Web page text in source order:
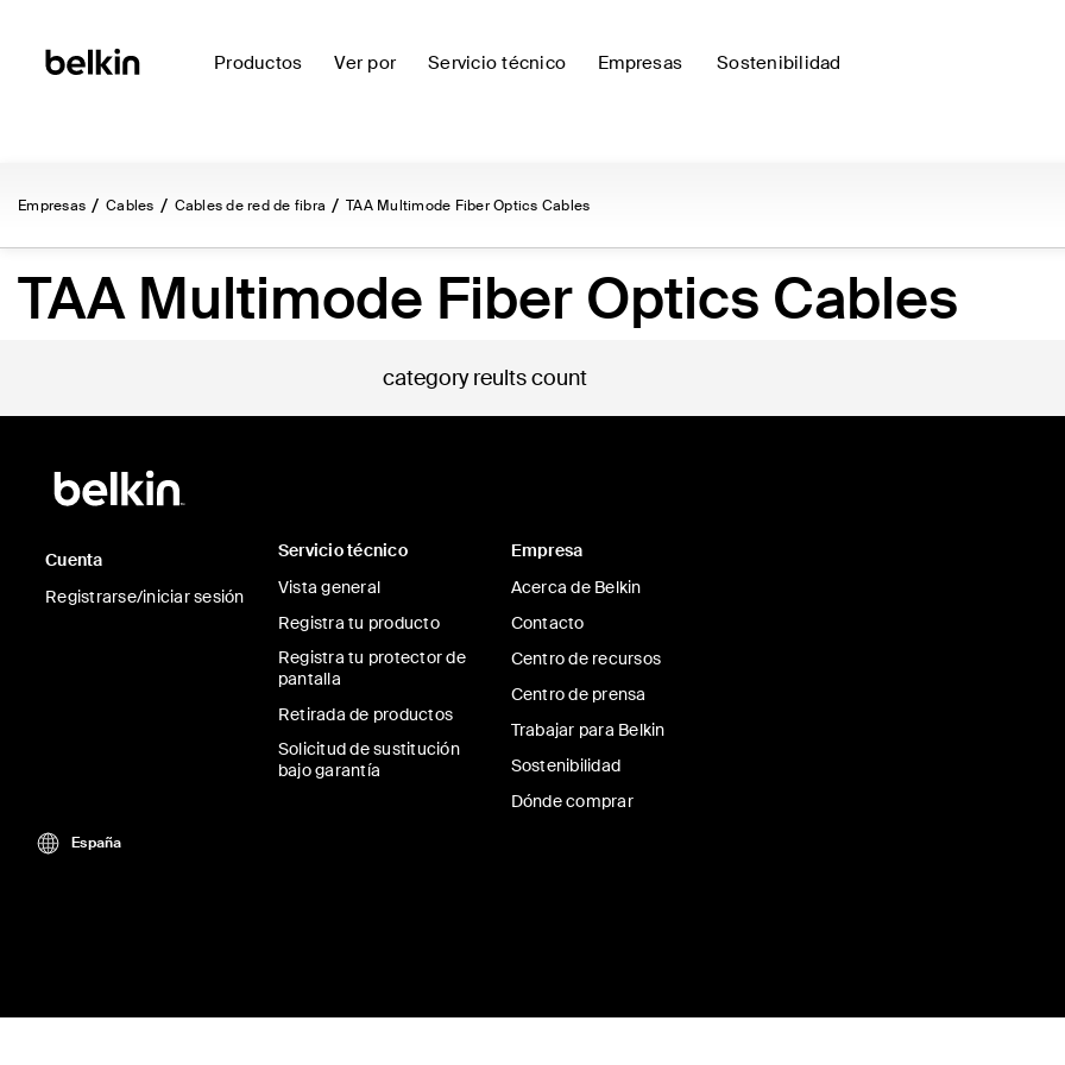
Productos Ver por Servicio técnico Empresas Sostenibilidad
Empresas Cables Cables de red de fibra TAA Multimode Fiber Optics Cables
TAA Multimode Fiber Optics Cables
category reults count
Cuenta
Registrarse/iniciar sesión
Servicio técnico
Vista general
Registra tu producto
Registra tu protector de
pantalla
Retirada de productos
Solicitud de sustitución
bajo garantía
Empresa
Acerca de Belkin
Contacto
Centro de recursos
Centro de prensa
Trabajar para Belkin
Sostenibilidad
Dónde comprar
España